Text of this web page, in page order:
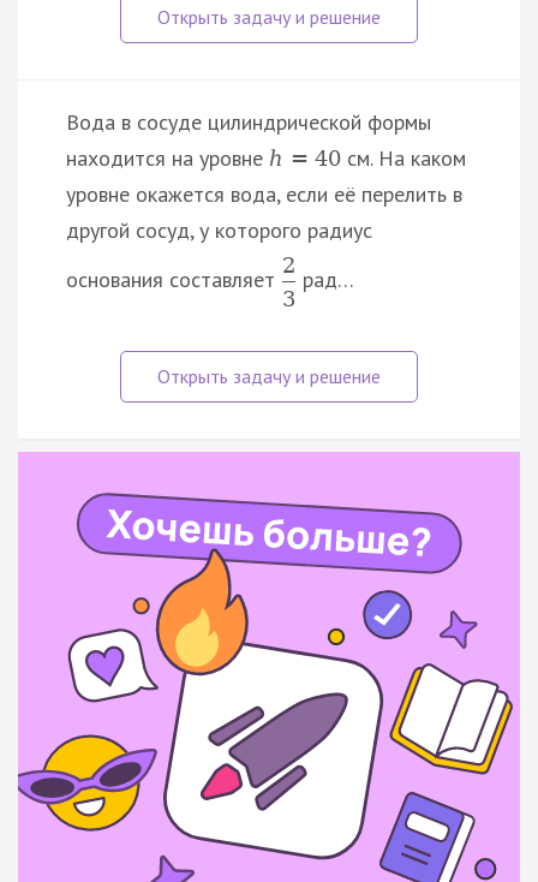
Вода в сосуде цилиндрической формы
находится на уровне h = 40 см. На каком
уровне окажется вода, если её перелить в
другой сосуд, у которого радиус
основания составляет
2
3
рад…